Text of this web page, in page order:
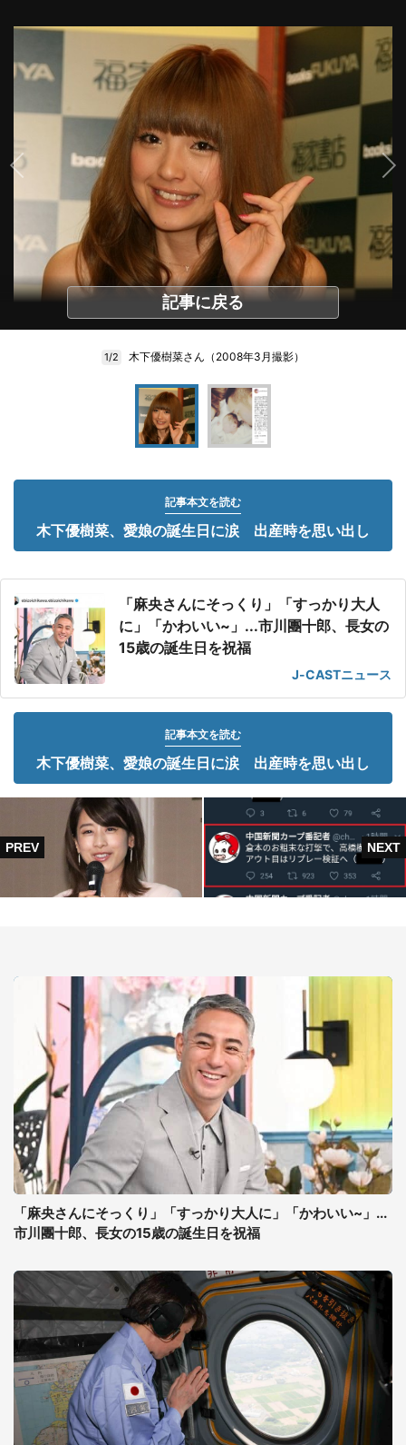
記事に戻る
1/2 木下優樹菜さん（2008年3月撮影）
記事本文を読む
木下優樹菜、愛娘の誕生日に涙 出産時を思い出し
「麻央さんにそっくり」「すっかり大人
に」「かわいい~」...市川團十郎、長女の
15歳の誕生日を祝福
J-CASTニュース
記事本文を読む
木下優樹菜、愛娘の誕生日に涙 出産時を思い出し
「麻央さんにそっくり」「すっかり大人に」「かわいい~」...
市川團十郎、長女の15歳の誕生日を祝福